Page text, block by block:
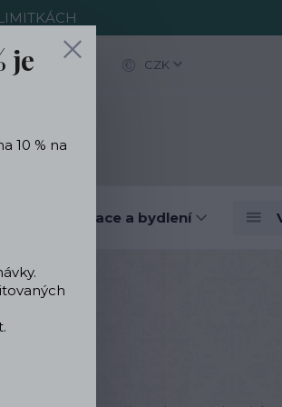
CZK
dekorace a bydlení
hory
je
10 % na